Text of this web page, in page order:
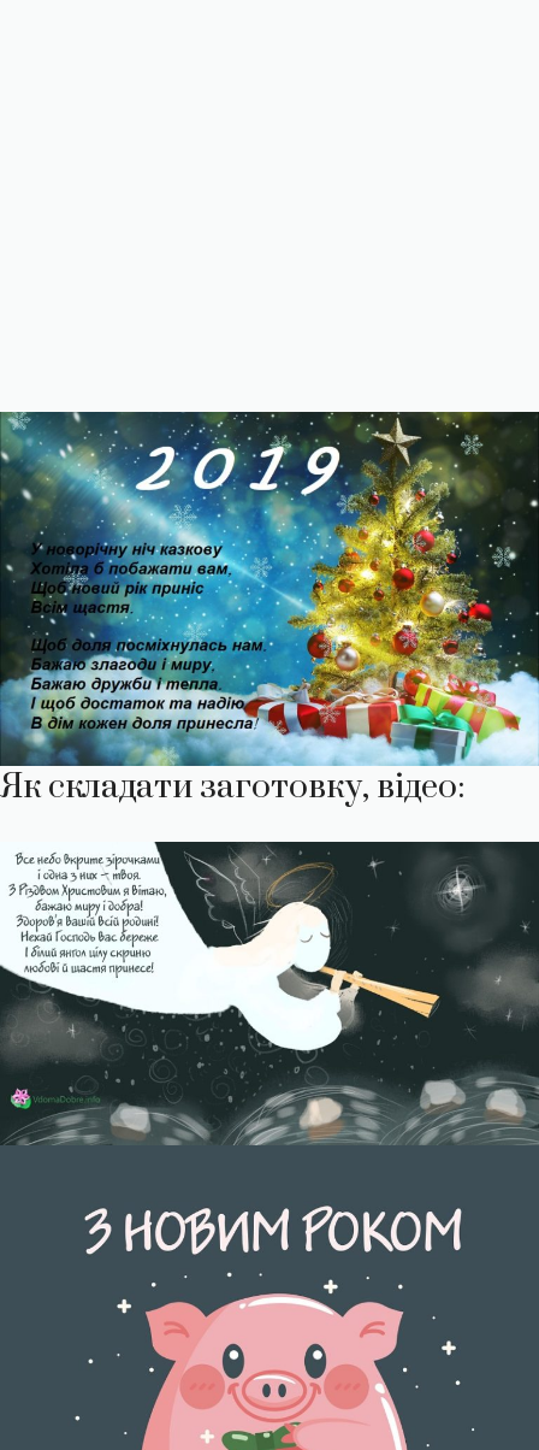
Як складати заготовку, відео: